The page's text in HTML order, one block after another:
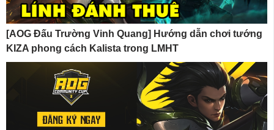
[AOG Đấu Trường Vinh Quang] Hướng dẫn chơi tướng
KIZA phong cách Kalista trong LMHT